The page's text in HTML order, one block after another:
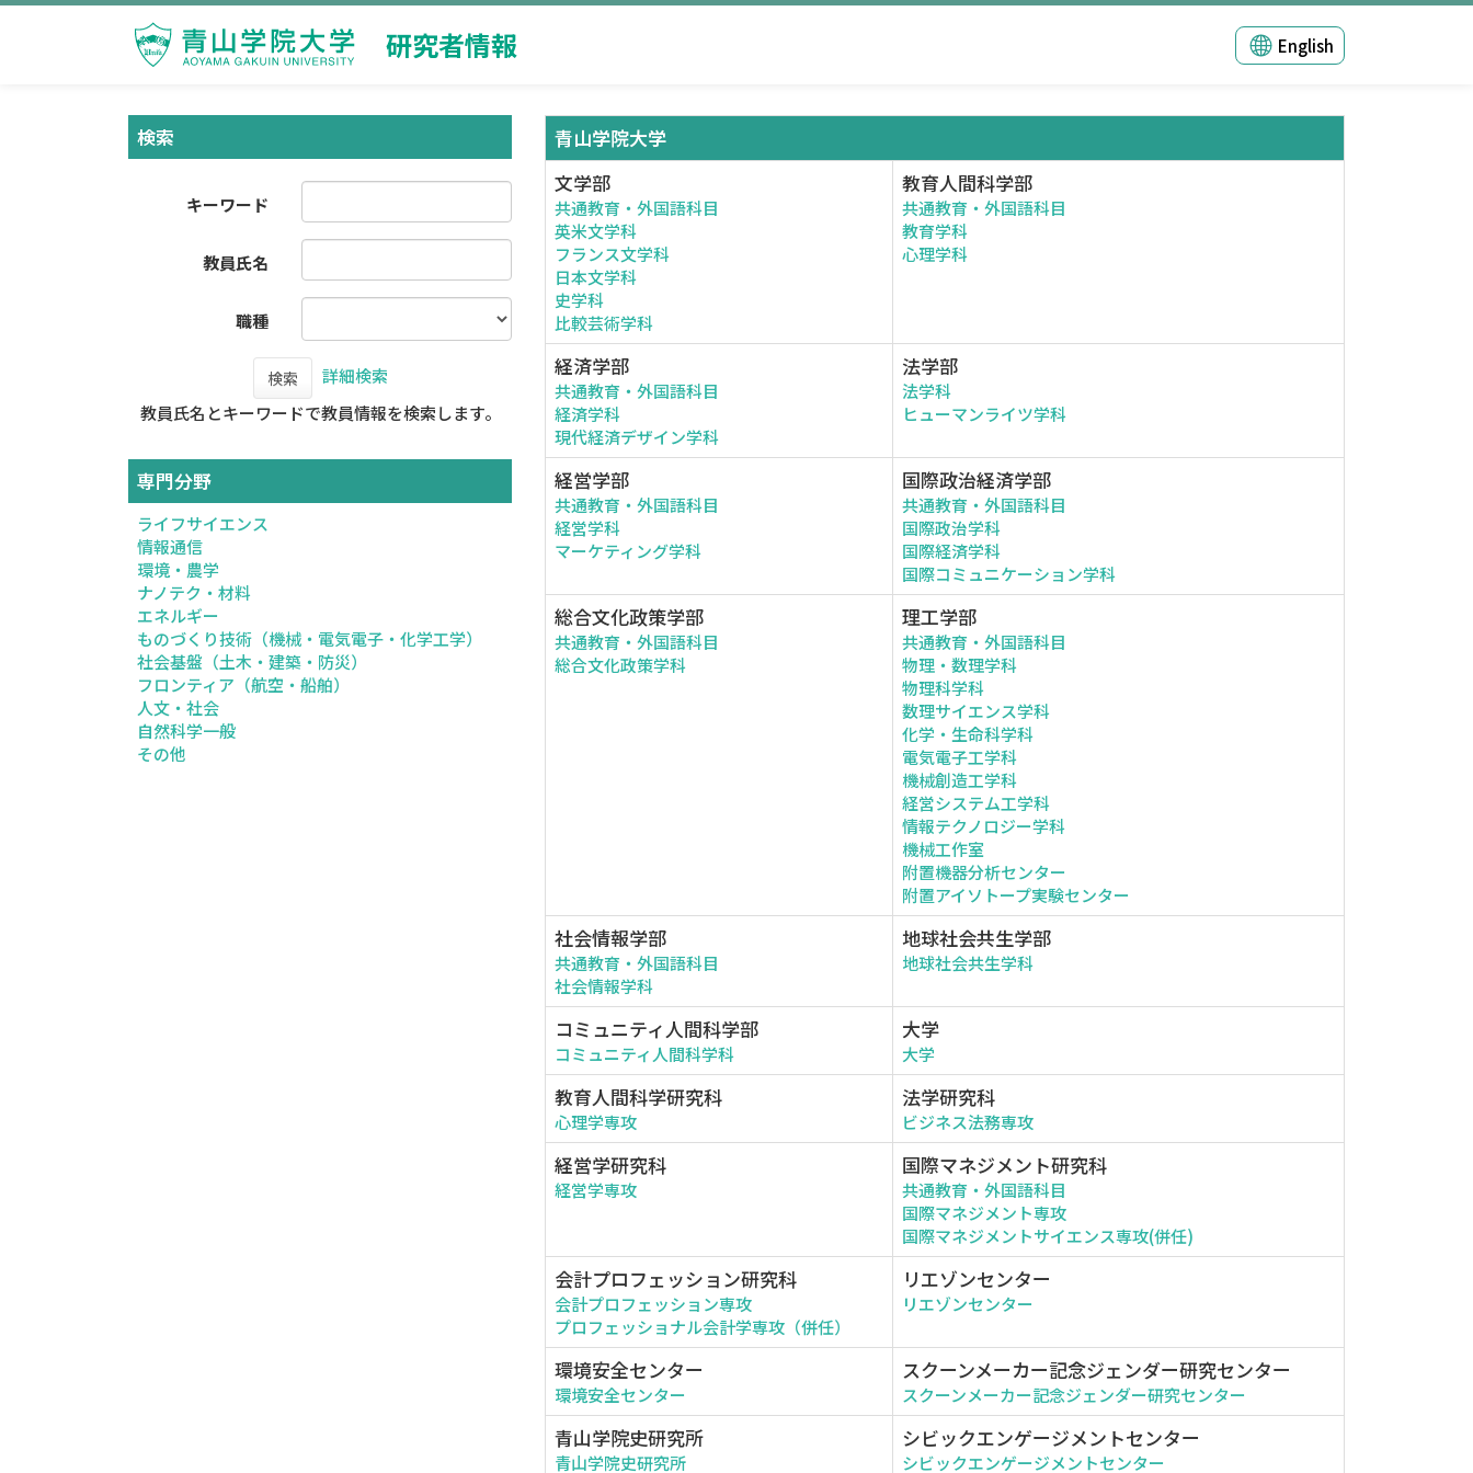
研究者情報 English
検索
キーワード
教員氏名
職種
検索
詳細検索
教員氏名とキーワードで教員情報を検索します。
専門分野
ライフサイエンス
情報通信
環境・農学
ナノテク・材料
エネルギー
ものづくり技術（機械・電気電子・化学工学）
社会基盤（土木・建築・防災）
フロンティア（航空・船舶）
人文・社会
自然科学一般
その他
青山学院大学
文学部
共通教育・外国語科目
英米文学科
フランス文学科
日本文学科
史学科
比較芸術学科
教育人間科学部
共通教育・外国語科目
教育学科
心理学科
経済学部
共通教育・外国語科目
経済学科
現代経済デザイン学科
法学部
法学科
ヒューマンライツ学科
経営学部
共通教育・外国語科目
経営学科
マーケティング学科
国際政治経済学部
共通教育・外国語科目
国際政治学科
国際経済学科
国際コミュニケーション学科
総合文化政策学部
共通教育・外国語科目
総合文化政策学科
理工学部
共通教育・外国語科目
物理・数理学科
物理科学科
数理サイエンス学科
化学・生命科学科
電気電子工学科
機械創造工学科
経営システム工学科
情報テクノロジー学科
機械工作室
附置機器分析センター
附置アイソトープ実験センター
社会情報学部
共通教育・外国語科目
社会情報学科
地球社会共生学部
地球社会共生学科
コミュニティ人間科学部
コミュニティ人間科学科
大学
大学
教育人間科学研究科
心理学専攻
法学研究科
ビジネス法務専攻
経営学研究科
経営学専攻
国際マネジメント研究科
共通教育・外国語科目
国際マネジメント専攻
国際マネジメントサイエンス専攻(併任)
会計プロフェッション研究科
会計プロフェッション専攻
プロフェッショナル会計学専攻（併任）
リエゾンセンター
リエゾンセンター
環境安全センター
環境安全センター
スクーンメーカー記念ジェンダー研究センター
スクーンメーカー記念ジェンダー研究センター
青山学院史研究所
青山学院史研究所
シビックエンゲージメントセンター
シビックエンゲージメントセンター